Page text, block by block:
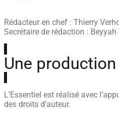
Rédacteur en chef : Thierry
Secrétaire de rédaction : Beyyah
Une production
L’Essentiel est réalisé avec
des droits d’auteur.